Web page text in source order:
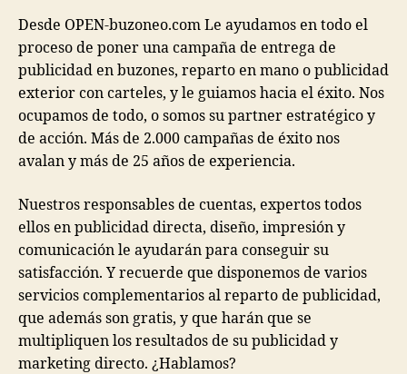
Desde OPEN-buzoneo.com Le ayudamos en todo el
proceso de poner una campaña de entrega de
publicidad en buzones, reparto en mano o publicidad
exterior con carteles, y le guiamos hacia el éxito. Nos
ocupamos de todo, o somos su partner estratégico y
de acción. Más de 2.000 campañas de éxito nos
avalan y más de 25 años de experiencia.
Nuestros responsables de cuentas, expertos todos
ellos en publicidad directa, diseño, impresión y
comunicación le ayudarán para conseguir su
satisfacción. Y recuerde que disponemos de varios
servicios complementarios al reparto de publicidad,
que además son gratis, y que harán que se
multipliquen los resultados de su publicidad y
marketing directo. ¿Hablamos?